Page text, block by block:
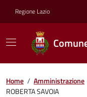
Regione Lazio
Home / Amministrazione
ROBERTA SAVOIA